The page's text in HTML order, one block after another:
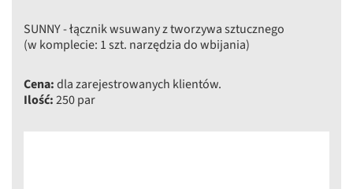
SUNNY - łącznik wsuwany z tworzywa sztucznego
(w komplecie: 1 szt. narzędzia do wbijania)
Cena:dla zarejestrowanych klientów.
Ilość:250 par